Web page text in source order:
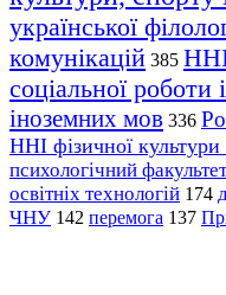
української
комунікацій 385 ННІ
соціальної роботи
іноземних мов 336
ННІ фізичної культури
психологічний факультет
освітніх технологій 174
ЧНУ 142 перемога 137